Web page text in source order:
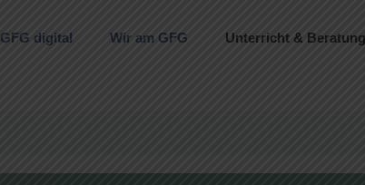
GFG digital Wir am GFG Unterricht & Beratung